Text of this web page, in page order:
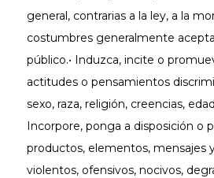
general, contrarias a la ley, a la
costumbres generalmente
público.• Induzca, incite o
actitudes o pensamientos
sexo, raza, religión, creencias,
Incorpore, ponga a disposición o
productos, elementos, mensajes
violentos, ofensivos, nocivos,